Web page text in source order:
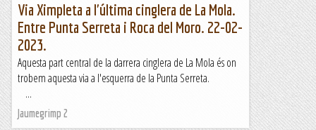
Via Ximpleta a l'última cinglera de La Mola.
Entre Punta Serreta i Roca del Moro. 22-02-
2023.
Aquesta part central de la darrera cinglera de La Mola és on
trobem aquesta via a l'esquerra de la Punta Serreta.
...
Jaumegrimp 2